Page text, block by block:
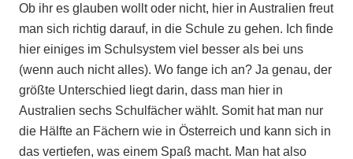
Ob ihr es glauben wollt oder nicht, hier in Australien freut
man sich richtig darauf, in die Schule zu gehen. Ich finde
hier einiges im Schulsystem viel besser als bei uns
(wenn auch nicht alles). Wo fange ich an? Ja genau, der
größte Unterschied liegt darin, dass man hier in
Australien sechs Schulfächer wählt. Somit hat man nur
die Hälfte an Fächern wie in Österreich und kann sich in
das vertiefen, was einem Spaß macht. Man hat also